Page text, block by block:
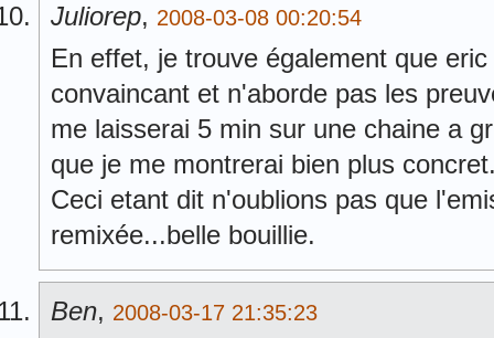
Juliorep, 2008-03-08 00:20:54
En effet, je trouve également que
convaincant et n'aborde pas les
me laisserai 5 min sur une chaine a
que je me montrerai bien plus
Ceci etant dit n'oublions pas que
remixée...belle bouillie.
Ben, 2008-03-17 21:35:23